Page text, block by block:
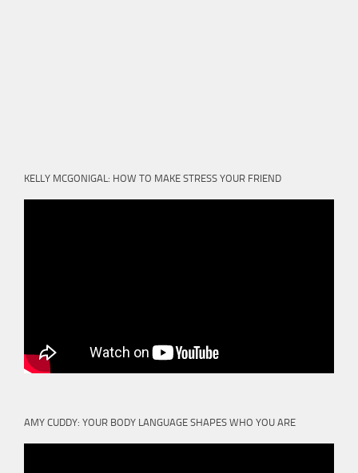
KELLY MCGONIGAL: HOW TO MAKE STRESS YOUR FRIEND
AMY CUDDY: YOUR BODY LANGUAGE SHAPES WHO YOU ARE